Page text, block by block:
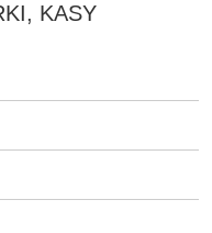
KASY